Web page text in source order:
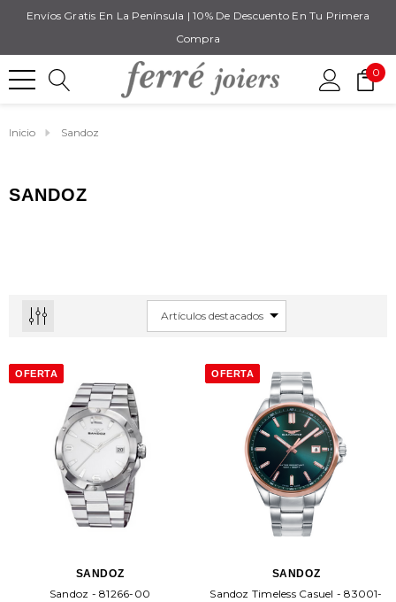
Envíos Gratis En La Península | 10% De Descuento En Tu Primera
Compra
0
Inicio Sandoz
SANDOZ
OFERTA
SANDOZ
Sandoz - 81266-00
OFERTA
SANDOZ
Sandoz Timeless Casuel - 83001-